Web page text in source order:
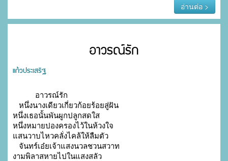
อ่านต่อ >
อาวรณ์รัก
แก้วประเสริฐ
อาวรณ์รัก
หนึ่งนางเดียวเกี่ยวก้อยร้อยสู่ฝัน
หนึ่งเธอนั้นพันผูกปลูกสดใส
หนึ่งหมายปองครองไว้ในห้วงใจ
แสนวาบไหวคลั่งไคล้ให้ลืมตัว
จันทร์เอ๋ยเจ้าแสงนวลชวนสวาท
งามพิลาสหายไปในแสงสลัว